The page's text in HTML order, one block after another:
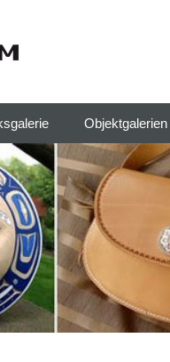
Objektgalerien